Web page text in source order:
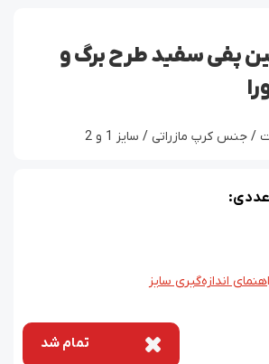
پفی سفید طرح برگ و
کرپ مازراتی / سایز 1 و 2
عددی:
اندازه‌گیری سایز
تمام شد